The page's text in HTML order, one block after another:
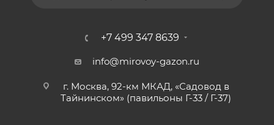
+7 499 347 8639
info@mirovoy-gazon.ru
г. Москва, 92-км МКАД, «Садовод в
Тайнинском» (павильоны Г-33 / Г-37)